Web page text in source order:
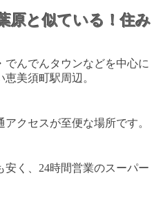
原と似ている！住み
んでんタウンなどを中心に
美須町駅周辺。
クセスが至便な場所です。
く、 24時間営業のスーパー